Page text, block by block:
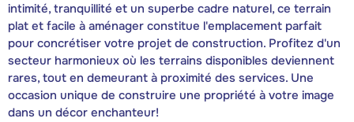
intimité, tranquillité et un superbe cadre naturel, ce terrain
plat et facile à aménager constitue l'emplacement parfait
pour concrétiser votre projet de construction. Profitez d'un
secteur harmonieux où les terrains disponibles deviennent
rares, tout en demeurant à proximité des services. Une
occasion unique de construire une propriété à votre image
dans un décor enchanteur!